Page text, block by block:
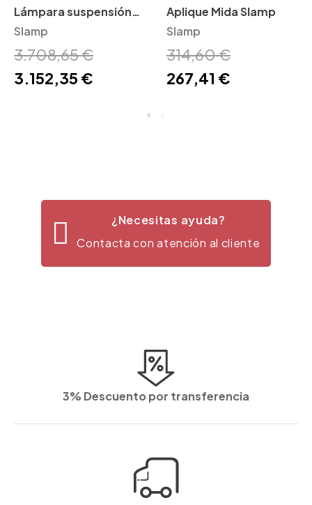
Lámpara suspensión
Cordoba Slamp
Slamp
3.708,65 €
3.152,35 €
Aplique Mida Slamp
Slamp
314,60 €
267,41 €
¿Necesitas ayuda?
Contacta con atención al cliente
3% Descuento por transferencia